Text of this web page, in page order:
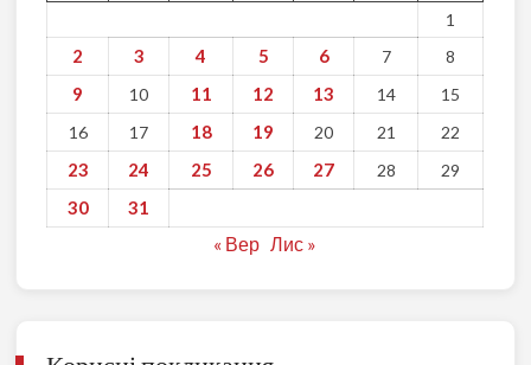
1
2 3 4 5 6 7 8
9 10 11 12 13 14
15
16
17 18 19 20 21 22
23 24 25 26 27 28 29
30 31
« Вер Лис »